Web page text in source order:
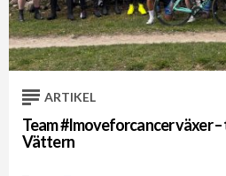
ARTIKEL
Team #Imoveforcancer växer
Vättern